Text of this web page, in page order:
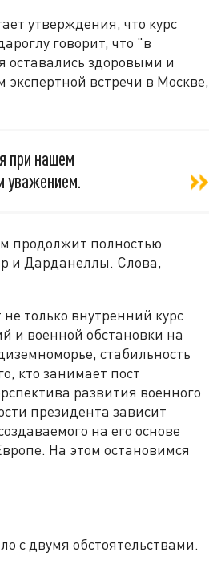
утверждения, что курс
говорит, что "в
оставались здоровыми и
встречи в Москве,
при нашем
уважением.
продолжит полностью
и Дарданеллы. Слова,
только внутренний курс
и военной обстановки на
стабильность
кто занимает пост
развития военного
президента зависит
на его основе
На этом остановимся
с двумя обстоятельствами.